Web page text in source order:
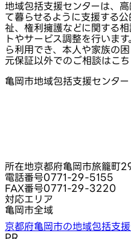
地域包括支援センターは、
て暮らせるように支援する
祉、権利擁護などに関する
トやサービス調整を行いま
ら利用でき、本人や家族の
元保証以外でのご相談はこ
亀岡市地域包括支援センター
所在地京都府亀岡市旅籠町
電話番号0771-29-5155
FAX番号0771-29-3220
対応エリア
亀岡市全域
京都府亀岡市の地域包括支